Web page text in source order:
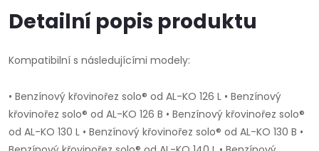
Detailní popis produktu
Kompatibilní s následujícími modely:
• Benzínový křovinořez solo® od AL-KO 126 L • Benzínový
křovinořez solo® od AL-KO 126 B • Benzínový křovinořez solo®
od AL-KO 130 L • Benzínový křovinořez solo® od AL-KO 130 B •